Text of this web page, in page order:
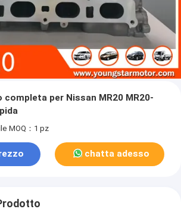
per Nissan MR20 MR20-
MOQ：1 pz
chatta adesso